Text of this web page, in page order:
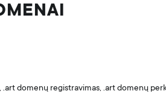
domenų registravimas, .art domenų